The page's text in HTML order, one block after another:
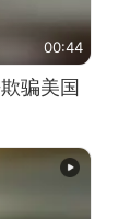
00:44
骗美国